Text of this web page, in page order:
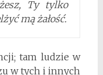
Ty tylko
mą żałość.
tam ludzie w
w tych i innych